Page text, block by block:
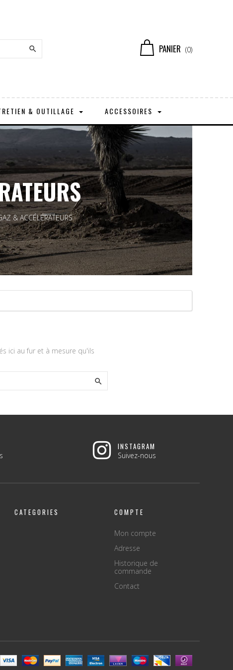
 PANIER (0)
& OUTILLAGE ACCESSOIRES
& ACCÉLÉRATEURS
ici au fur et à mesure qu'ils

INSTAGRAM
Suivez-nous
CATEGORIES COMPTE
Mon compte
Adresse
Historique de
commande
Contact